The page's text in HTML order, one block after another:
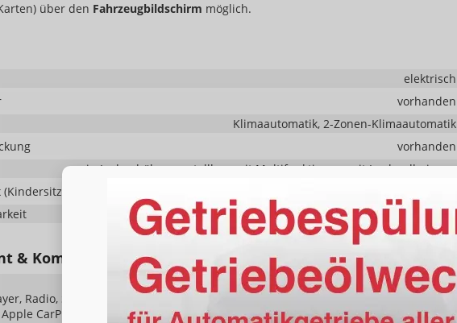
über den Fahrzeugbildschirm möglich.
elektrisch
vorhanden
Klimaautomatik, 2-Zonen-Klimaautomatik
vorhanden
in Leder, höhenverstellbar, mit Multifunktionen, mit Lenkradheizung
(Kindersitzbefestigung), Rücksitzbank hinten geteilt, Sitzheizung, Isofix Beifahrersitz
Höhenverstellbarer Fahrersitz
& Kommunikation
Radio, Schnittstelle MP3, Schnittstelle USB, Digitalradio DAB, Farbdisplay,
CarPlay, Musikstreaming integriert, Touchscreen